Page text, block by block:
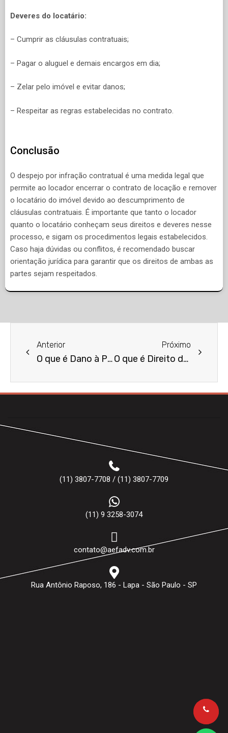
Deveres do locatário:
– Cumprir as cláusulas contratuais;
– Pagar o aluguel e demais encargos em dia;
– Zelar pelo imóvel e evitar danos;
– Respeitar as regras estabelecidas no contrato.
Conclusão
O despejo por infração contratual é uma medida legal que
permite ao locador encerrar o contrato de locação e remover
o locatário do imóvel devido ao descumprimento de
cláusulas contratuais. É importante que tanto o locador
quanto o locatário conheçam seus direitos e deveres nesse
processo, e sigam os procedimentos legais estabelecidos.
Caso haja dúvidas ou conflitos, é recomendado buscar
orientação jurídica para garantir que os direitos de ambas as
partes sejam respeitados.
Anterior
O que é Dano à Propriedade?
Próximo
O que é Direito de Herança?
(11) 3807-7708 / (11) 3807-7709
(11) 9 3258-3074
contato@aefadv.com.br
Rua Antônio Raposo, 186 - Lapa - São Paulo - SP